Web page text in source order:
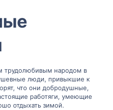
трудолюбивым народом в
люди, привыкшие к
что они добродушные,
работяги, умеющие
отдыхать зимой.